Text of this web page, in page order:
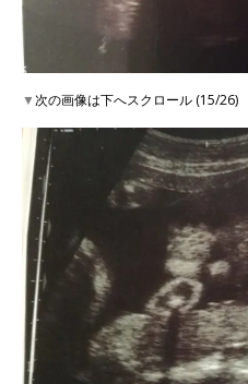
▼次の画像は下へスクロール (15/26)